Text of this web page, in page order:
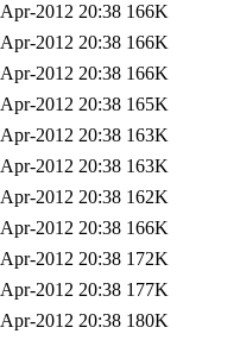
2012 20:38 166K
2012 20:38 166K
2012 20:38 166K
2012 20:38 165K
2012 20:38 163K
2012 20:38 163K
2012 20:38 162K
2012 20:38 166K
2012 20:38 172K
2012 20:38 177K
2012 20:38 180K